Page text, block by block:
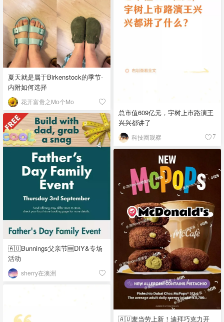
夏天就是属于Birkenstock的季节-
内附如何选择
花开富贵之Mo个Mo
总市值609亿元，宇树上市路演王
兴兴都讲了
科技圈观察 7
🇦🇺Bunnings父亲节🆓DIY&专场
活动
sherry在澳洲
🇦🇺麦当劳上新！迪拜巧克力开